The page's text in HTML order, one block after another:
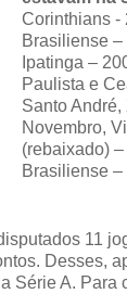
Corinthians -
Brasiliense –
Ipatinga –
Paulista e
Santo André,
Novembro,
(rebaixado)
Brasiliense –
11
Desses,
Série A. Para